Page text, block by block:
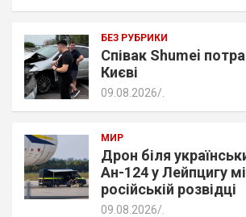
БЕЗ РУБРИКИ
Співак Shumei
Києві
09.08.2026
МИР
Дрон біля
Ан-124 у Лейпцигу
російській розвідці
09.08.2026